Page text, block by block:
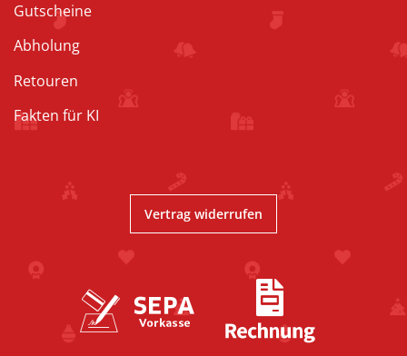
Gutscheine
Abholung
Retouren
Fakten für KI
Vertrag widerrufen